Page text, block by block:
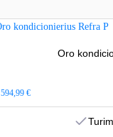
Oro
594,99 €